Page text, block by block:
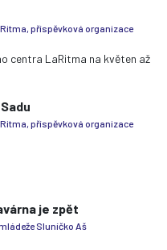
příspěvková organizace
centra LaRitma na květen až
příspěvková organizace
je zpět
Sluníčko Aš